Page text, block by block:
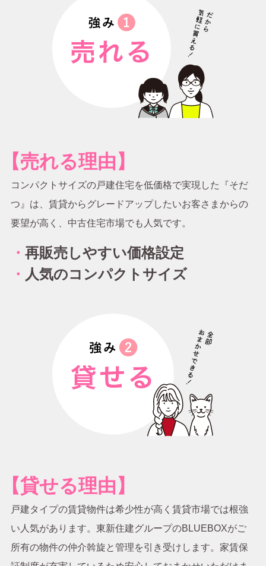
【売れる理由】
コンパクトサイズの戸建住宅を低価格で実現した『そだ
つ』は、賃貸からグレードアップしたいお客さまからの
要望が高く、中古住宅市場でも人気です。
・再販売しやすい価格設定
・ 人気のコンパクトサイズ
【貸せる理由】
戸建タイプの賃貸物件は希少性が高く賃貸市場では根強
い人気があります。東新住建グループのBLUEBOXがご
所有の物件の仲介斡旋と管理を引き受けします。家賃保